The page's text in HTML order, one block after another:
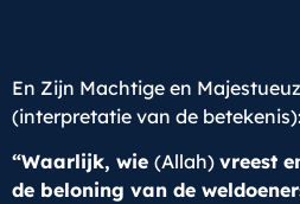
En Zijn Machtige en
(interpretatie van de betekenis):
“Waarlijk, wie (Allah) vreest
de beloning van de